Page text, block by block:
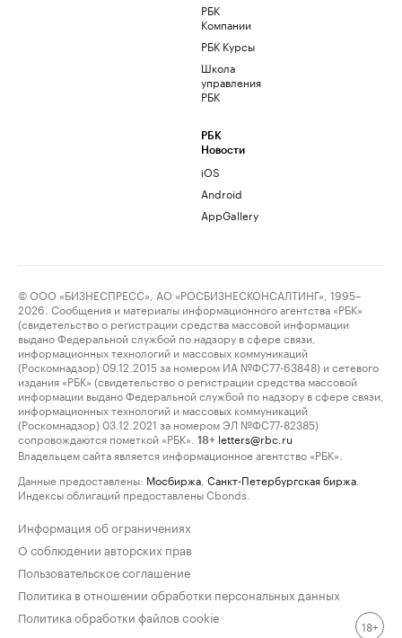
РБК
Компании
РБК Курсы
Школа
управления
РБК
РБК
Новости
iOS
Android
AppGallery
© ООО «БИЗНЕСПРЕСС», АО «РОСБИЗНЕСКОНСАЛТИНГ», 1995–
2026. Сообщения и материалы информационного агентства «РБК»
(свидетельство о регистрации средства массовой информации
выдано Федеральной службой по надзору в сфере связи,
информационных технологий и массовых коммуникаций
(Роскомнадзор) 09.12.2015 за номером ИА №ФС77-63848) и сетевого
издания «РБК» (свидетельство о регистрации средства массовой
информации выдано Федеральной службой по надзору в сфере связи,
информационных технологий и массовых коммуникаций
(Роскомнадзор) 03.12.2021 за номером ЭЛ №ФС77-82385)
сопровождаются пометкой «РБК».
18+ letters@rbc.ru
Владельцем сайта является информационное агентство «РБК».
Данные предоставлены: Мосбиржа Санкт-Петербургская биржа
Индексы облигаций предоставлены Cbonds.
Информация об ограничениях
О соблюдении авторских прав
Пользовательское соглашение
Политика в отношении обработки персональных данных
Политика обработки файлов cookie
18+